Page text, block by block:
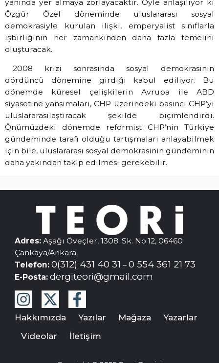
yanında yer almaya zorlayacaktır. Öyle anlaşılıyor ki
Özgür Özel döneminde uluslararası sosyal
demokrasiyle kurulan ilişki, emperyalist sınıflarla
işbirliğinin her zamankinden daha fazla temelini
oluşturacak.
2008 krizi sonrasında sosyal demokrasinin
dördüncü dönemine girdiği kabul ediliyor. Bu
dönemde küresel çelişkilerin Avrupa ile ABD
siyasetine yansımaları, CHP üzerindeki basıncı CHP’yi
uluslararasılaştıracak şekilde biçimlendirdi.
Önümüzdeki dönemde reformist CHP’nin Türkiye
gündeminde tarafı olduğu tartışmaları anlayabilmek
için bile, uluslararası sosyal demokrasinin gündeminin
daha yakından takip edilmesi gerekebilir.
Adres: Aşağı Öveçler, 1308. Sk. No:12, 06460
Çankaya/Ankara
Telefon: 0(312) 431 40 31 – 0 554 361 21 73
E-Posta: dergiteori@gmail.com
Hakkımızda Yazılar Mağaza
Yazarlar
Videolar
İletişim